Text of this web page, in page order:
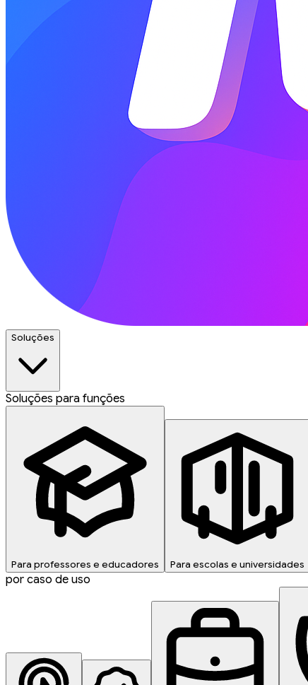
Soluções
Soluções para funções
Para professores e educadores Para escolas e universidades
por caso de uso